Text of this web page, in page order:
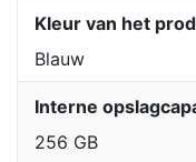
Kleur van het
Blauw
Interne
256 GB